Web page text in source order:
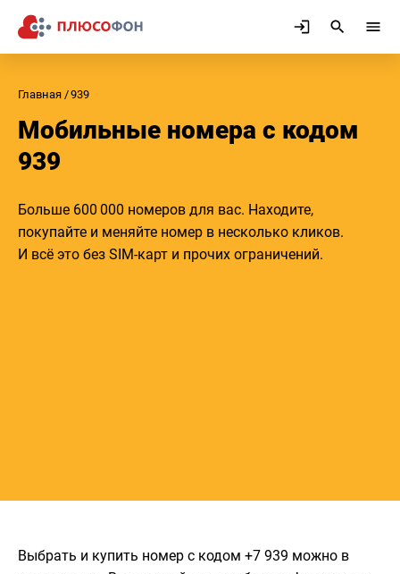
Главная 939
Мобильные номера с кодом
939
Больше 600 000 номеров для вас. Находите,
покупайте и меняйте номер в несколько кликов.
И всё это без SIM-карт и прочих ограничений.
Выбрать и купить номер с кодом +7 939 можно в